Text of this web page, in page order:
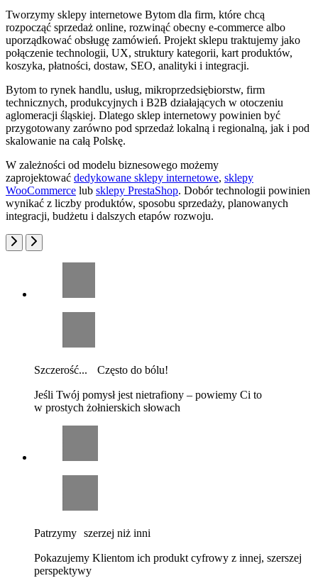
Tworzymy sklepy internetowe Bytom dla firm, które chcą
rozpocząć sprzedaż online, rozwinąć obecny e-commerce albo
uporządkować obsługę zamówień. Projekt sklepu traktujemy jako
połączenie technologii, UX, struktury kategorii, kart produktów,
koszyka, płatności, dostaw, SEO, analityki i integracji.
Bytom to rynek handlu, usług, mikroprzedsiębiorstw, firm
technicznych, produkcyjnych i B2B działających w otoczeniu
aglomeracji śląskiej. Dlatego sklep internetowy powinien być
przygotowany zarówno pod sprzedaż lokalną i regionalną, jak i pod
skalowanie na całą Polskę.
W zależności od modelu biznesowego możemy
zaprojektować dedykowane sklepy internetowe, sklepy
WooCommerce lub sklepy PrestaShop. Dobór technologii powinien
wynikać z liczby produktów, sposobu sprzedaży, planowanych
integracji, budżetu i dalszych etapów rozwoju.
Szczerość... Często do bólu!
Jeśli Twój pomysł jest nietrafiony – powiemy Ci to
w prostych żołnierskich słowach
Patrzymy szerzej niż inni
Pokazujemy Klientom ich produkt cyfrowy z innej, szerszej
perspektywy